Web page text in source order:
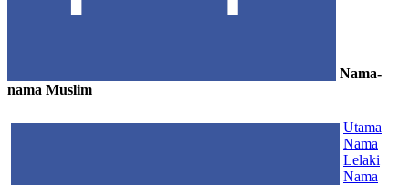
Nama-
nama Muslim
Utama
Nama
Lelaki
Nama